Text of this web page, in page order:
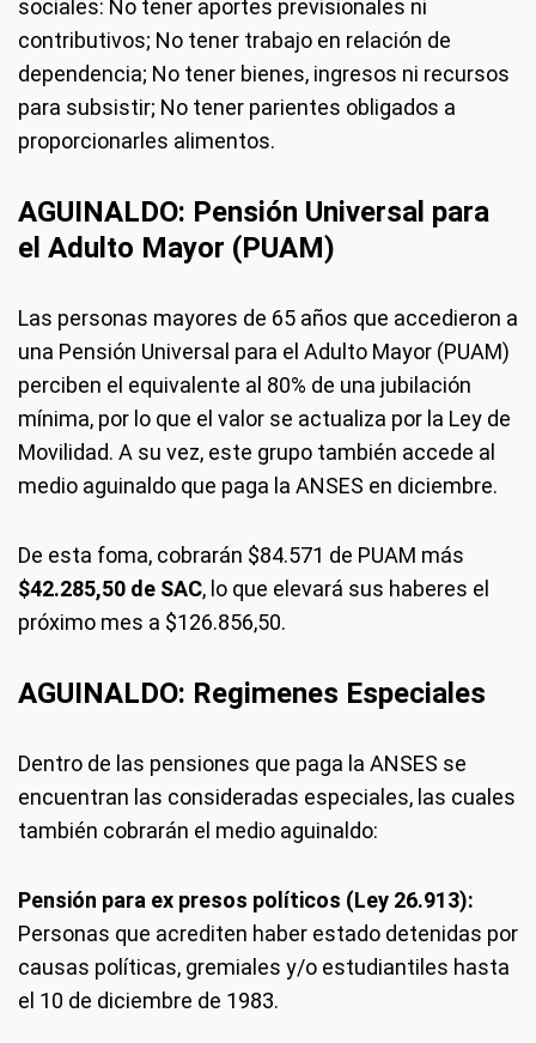
sociales: No tener aportes previsionales ni
contributivos; No tener trabajo en relación de
dependencia; No tener bienes, ingresos ni recursos
para subsistir; No tener parientes obligados a
proporcionarles alimentos.
AGUINALDO: Pensión Universal para
el Adulto Mayor (PUAM)
Las personas mayores de 65 años que accedieron a
una Pensión Universal para el Adulto Mayor (PUAM)
perciben el equivalente al 80% de una jubilación
mínima, por lo que el valor se actualiza por la Ley de
Movilidad. A su vez, este grupo también accede al
medio aguinaldo que paga la ANSES en diciembre.
De esta foma, cobrarán $84.571 de PUAM más
$42.285,50 de SAC, lo que elevará sus haberes el
próximo mes a $126.856,50.
AGUINALDO: Regimenes Especiales
Dentro de las pensiones que paga la ANSES se
encuentran las consideradas especiales, las cuales
también cobrarán el medio aguinaldo:
Pensión para ex presos políticos (Ley 26.913):
Personas que acrediten haber estado detenidas por
causas políticas, gremiales y/o estudiantiles hasta
el 10 de diciembre de 1983.